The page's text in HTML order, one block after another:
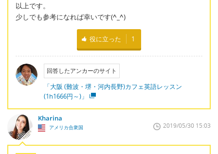
以上です。
少しでも参考になれば幸いです(^_^)
役に立った 1
回答したアンカーのサイト
「大阪 (難波・堺・河内長野)カフェ英語レッスン
(1h1666円～)」
Kharina
アメリカ合衆国 2019/05/30 15:03